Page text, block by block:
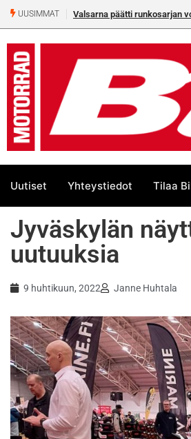
UUSIMMAT Älä missaa tämän kesän
Uutiset Yhteystiedot Tilaa
Jyväskylän
uutuuksia
9 huhtikuun, 2022 Janne Huhtala